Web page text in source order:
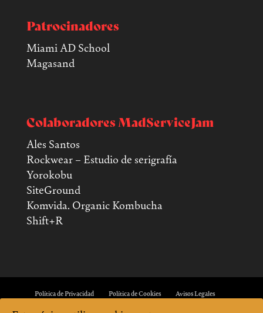
Patrocinadores
Miami AD School
Magasand
Colaboradores MadServiceJam
Ales Santos
Rockwear – Estudio de serigrafía
Yorokobu
SiteGround
Komvida. Organic Kombucha
Shift+R
Política de Privacidad Política de Cookies Avisos Legales